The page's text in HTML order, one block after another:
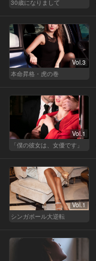
30歳になりまして
Vol.3
本命昇格・虎の巻
Vol.1
「僕の彼女は、女優です」
Vol.1
シンガポール大逆転